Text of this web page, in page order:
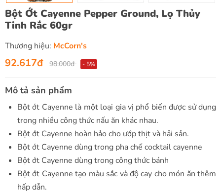
Bột Ớt Cayenne Pepper Ground, Lọ Thủy
Tinh Rắc 60gr
Thương hiệu: McCorn's
92.617đ 98.000đ - 5%
Mô tả sản phẩm
Bột ớt Cayenne là một loại gia vị phổ biến được sử dụng
trong nhiều công thức nấu ăn khác nhau.
Bột ớt Cayenne hoàn hảo cho ướp thịt và hải sản.
Bột ớt Cayenne dùng trong pha chế cocktail cayenne
Bột ớt Cayenne dùng trong công thức bánh
Bột ớt Cayenne tạo màu sắc và độ cay cho món ăn thêm
hấp dẫn.